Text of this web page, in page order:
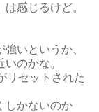
感じるけど。
いというか、
のかな。
リセットされた
しかないのか